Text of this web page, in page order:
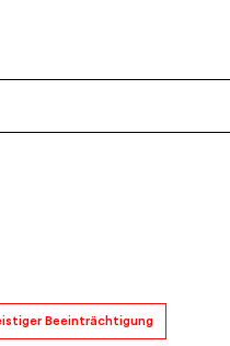
Beeinträchtigung